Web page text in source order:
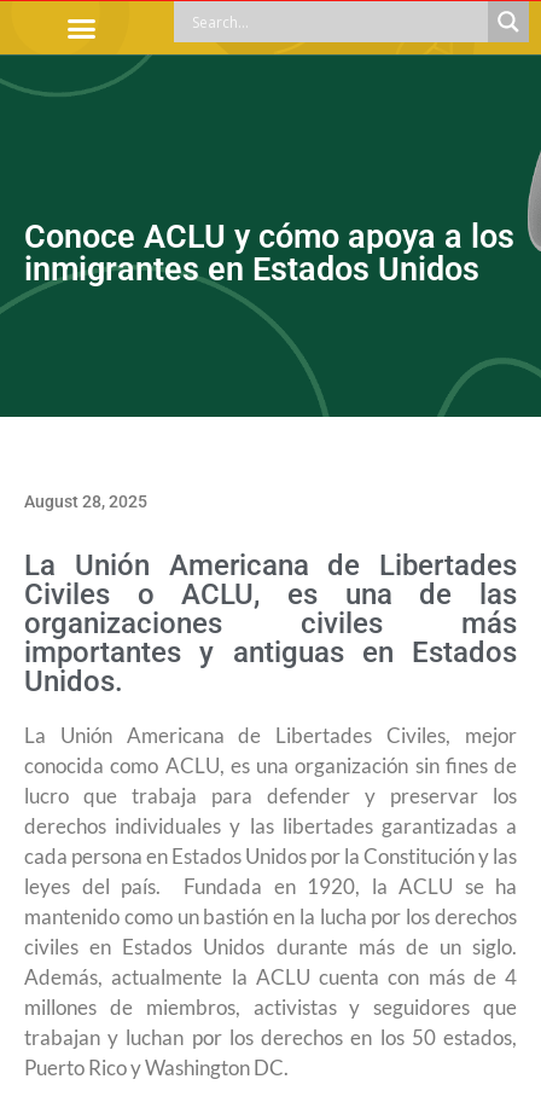
Conoce ACLU y cómo apoya a los
inmigrantes en Estados Unidos
August 28, 2025
La Unión Americana de Libertades
Civiles o ACLU, es una de las
organizaciones civiles más
importantes y antiguas en Estados
Unidos.
La Unión Americana de Libertades Civiles, mejor
conocida como ACLU, es una organización sin fines de
lucro que trabaja para defender y preservar los
derechos individuales y las libertades garantizadas a
cada persona en Estados Unidos por la Constitución y las
leyes del país. Fundada en 1920, la ACLU se ha
mantenido como un bastión en la lucha por los derechos
civiles en Estados Unidos durante más de un siglo.
Además, actualmente la ACLU cuenta con más de 4
millones de miembros, activistas y seguidores que
trabajan y luchan por los derechos en los 50 estados,
Puerto Rico y Washington DC.